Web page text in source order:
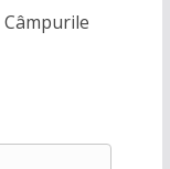
Câmpurile